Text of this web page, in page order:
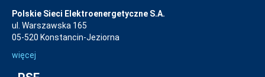
Polskie Sieci Elektroenergetyczne S.A.
ul. Warszawska 165
05-520 Konstancin-Jeziorna
więcej